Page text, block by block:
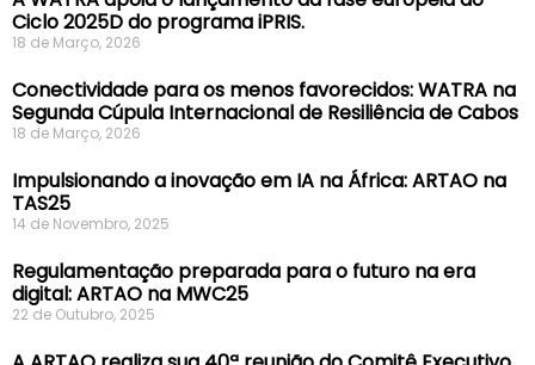
Ciclo 2025D do programa iPRIS.
18 de Março, 2026
Conectividade para os menos favorecidos: WATRA na
Segunda Cúpula Internacional de Resiliência de Cabos
18 de Março, 2026
Impulsionando a inovação em IA na África: ARTAO na
TAS25
14 de Novembro, 2025
Regulamentação preparada para o futuro na era
digital: ARTAO na MWC25
22 de Outubro, 2025